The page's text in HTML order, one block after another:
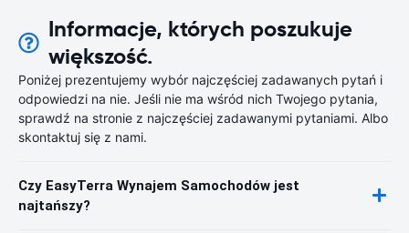
Informacje, których poszukuje
większość.
Poniżej prezentujemy wybór najczęściej zadawanych pytań i
odpowiedzi na nie. Jeśli nie ma wśród nich Twojego pytania,
sprawdź na stronie z najczęściej zadawanymi pytaniami. Albo
skontaktuj się z nami.
Czy EasyTerra Wynajem Samochodów jest
najtańszy?